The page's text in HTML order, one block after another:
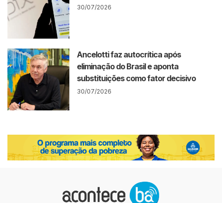
30/07/2026
Ancelotti faz autocrítica após
eliminação do Brasil e aponta
substituições como fator decisivo
30/07/2026